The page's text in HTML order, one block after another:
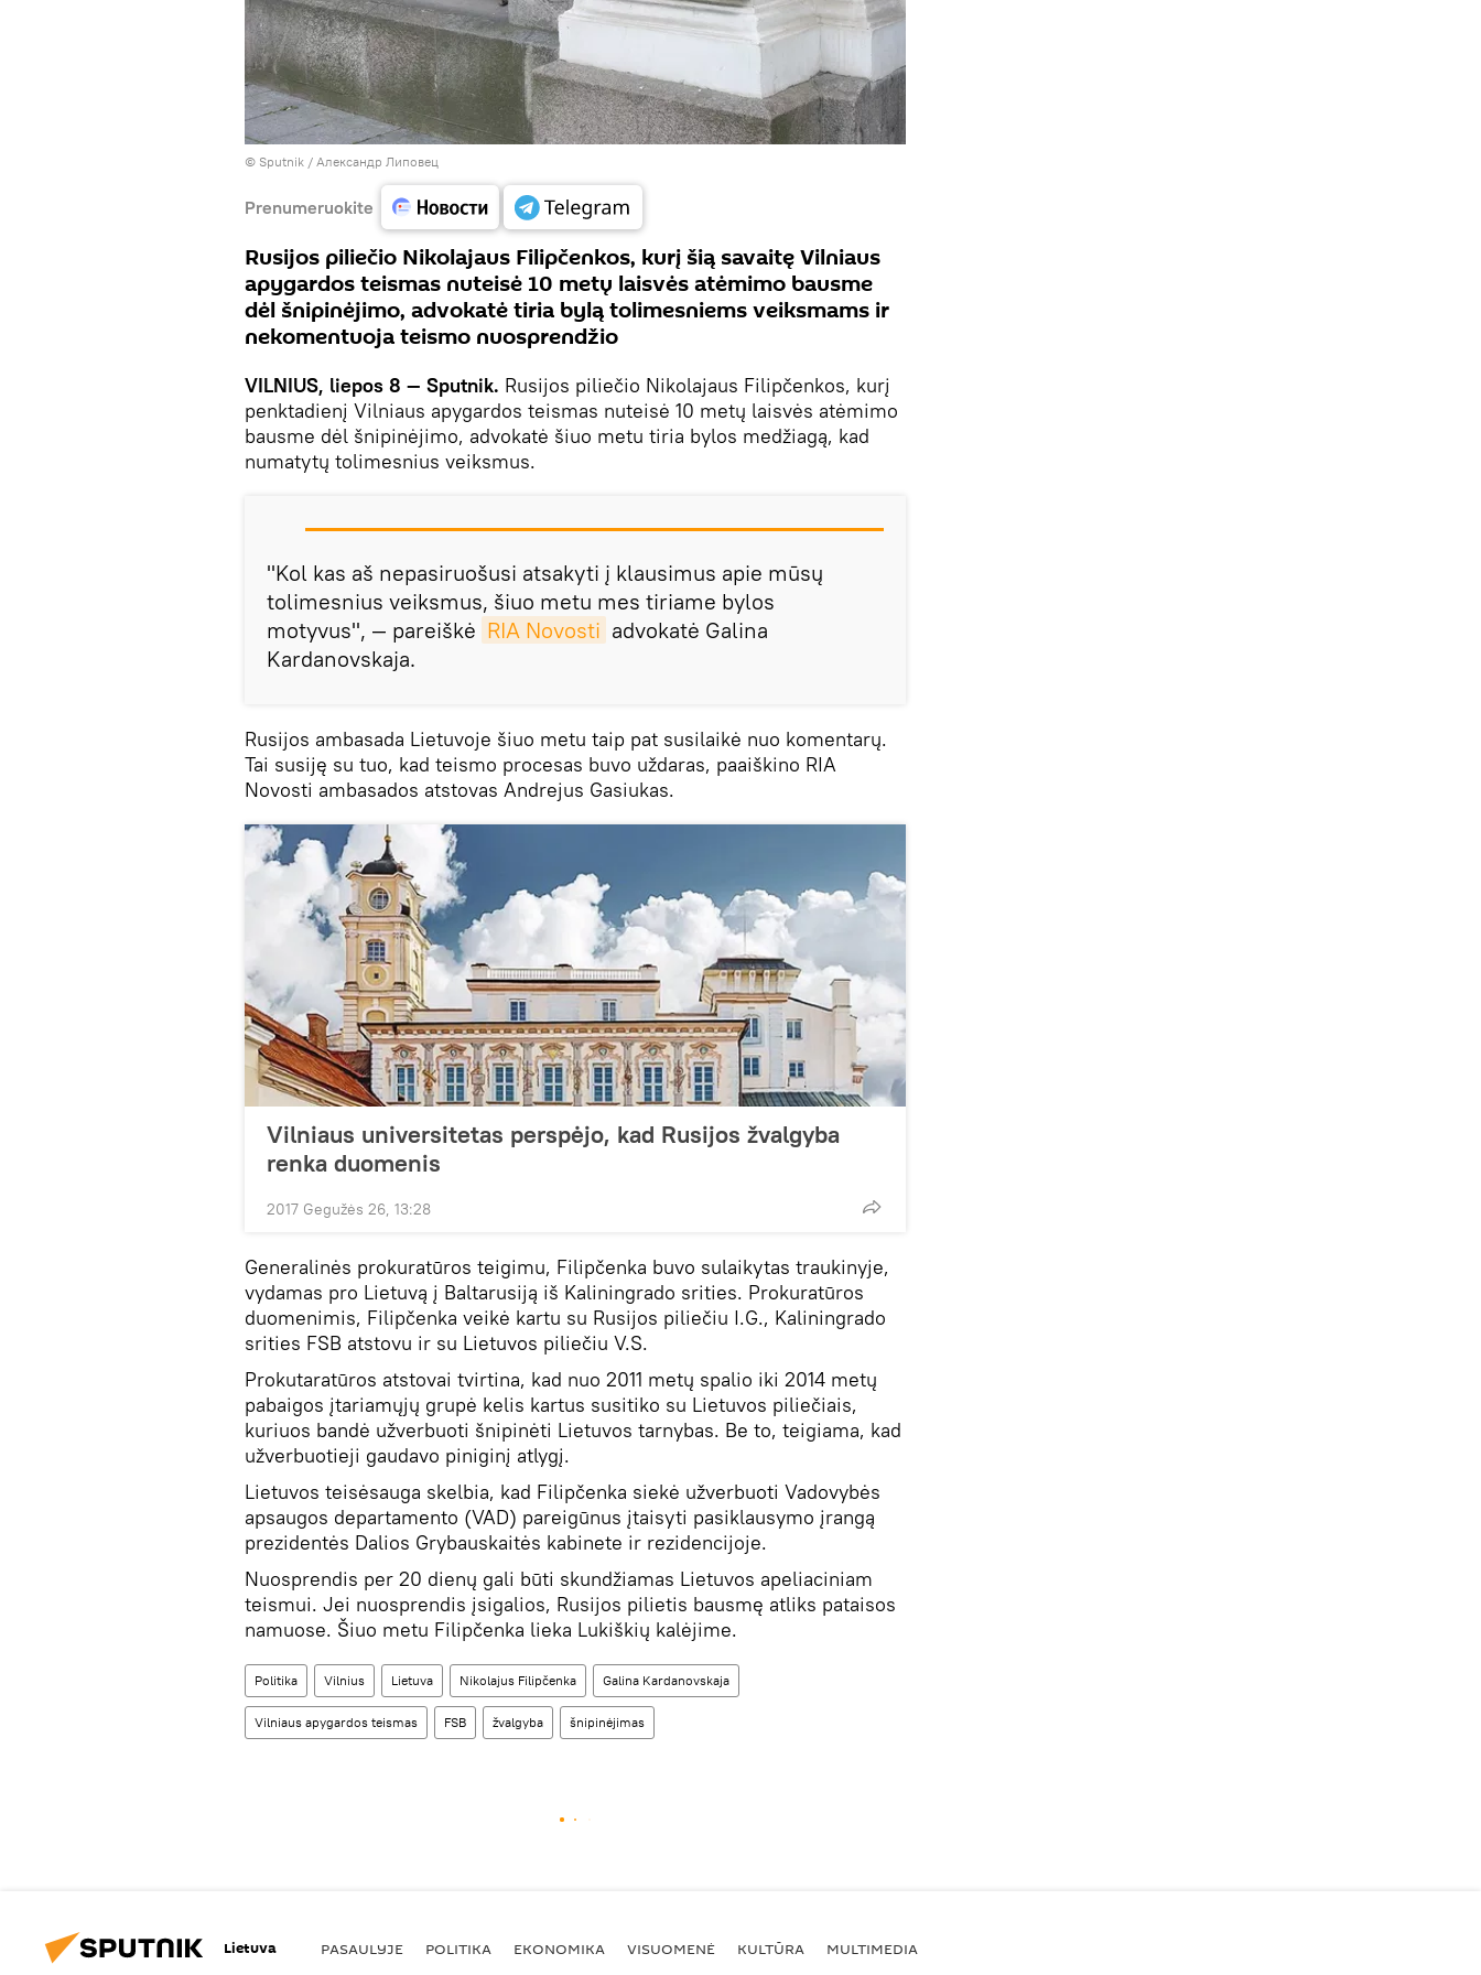
© Sputnik / Александр Липовец
Prenumeruokite
Rusijos piliečio Nikolajaus Filipčenkos, kurį šią savaitę Vilniaus
apygardos teismas nuteisė 10 metų laisvės atėmimo bausme
dėl šnipinėjimo, advokatė tiria bylą tolimesniems veiksmams ir
nekomentuoja teismo nuosprendžio
VILNIUS, liepos 8 — Sputnik. Rusijos piliečio Nikolajaus Filipčenkos, kurį
penktadienį Vilniaus apygardos teismas nuteisė 10 metų laisvės atėmimo
bausme dėl šnipinėjimo, advokatė šiuo metu tiria bylos medžiagą, kad
numatytų tolimesnius veiksmus.
"Kol kas aš nepasiruošusi atsakyti į klausimus apie mūsų
tolimesnius veiksmus, šiuo metu mes tiriame bylos
motyvus", — pareiškė RIA Novosti advokatė Galina
Kardanovskaja.
Rusijos ambasada Lietuvoje šiuo metu taip pat susilaikė nuo komentarų.
Tai susiję su tuo, kad teismo procesas buvo uždaras, paaiškino RIA
Novosti ambasados atstovas Andrejus Gasiukas.
Vilniaus universitetas perspėjo, kad Rusijos žvalgyba
renka duomenis
2017 Gegužės 26, 13:28
Generalinės prokuratūros teigimu, Filipčenka buvo sulaikytas traukinyje,
vydamas pro Lietuvą į Baltarusiją iš Kaliningrado srities. Prokuratūros
duomenimis, Filipčenka veikė kartu su Rusijos piliečiu I.G., Kaliningrado
srities FSB atstovu ir su Lietuvos piliečiu V.S.
Prokutaratūros atstovai tvirtina, kad nuo 2011 metų spalio iki 2014 metų
pabaigos įtariamųjų grupė kelis kartus susitiko su Lietuvos piliečiais,
kuriuos bandė užverbuoti šnipinėti Lietuvos tarnybas. Be to, teigiama, kad
užverbuotieji gaudavo piniginį atlygį.
Lietuvos teisėsauga skelbia, kad Filipčenka siekė užverbuoti Vadovybės
apsaugos departamento (VAD) pareigūnus įtaisyti pasiklausymo įrangą
prezidentės Dalios Grybauskaitės kabinete ir rezidencijoje.
Nuosprendis per 20 dienų gali būti skundžiamas Lietuvos apeliaciniam
teismui. Jei nuosprendis įsigalios, Rusijos pilietis bausmę atliks pataisos
namuose. Šiuo metu Filipčenka lieka Lukiškių kalėjime.
Politika Vilnius Lietuva Nikolajus Filipčenka Galina Kardanovskaja
Vilniaus apygardos teismas FSB žvalgyba šnipinėjimas
Lietuva PASAULYJE POLITIKA EKONOMIKA VISUOMENĖ KULTŪRA MULTIMEDIA